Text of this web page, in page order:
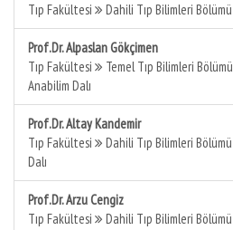
Tıp Fakültesi
Dahili Tıp Bilimleri Bölümü
Prof.Dr. Alpaslan Gökçimen
Tıp Fakültesi
Temel Tıp Bilimleri Bölümü
Anabilim Dalı
Prof.Dr. Altay Kandemir
Tıp Fakültesi
Dahili Tıp Bilimleri Bölümü
Dalı
Prof.Dr. Arzu Cengiz
Tıp Fakültesi
Dahili Tıp Bilimleri Bölümü